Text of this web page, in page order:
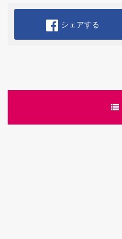
シェアする